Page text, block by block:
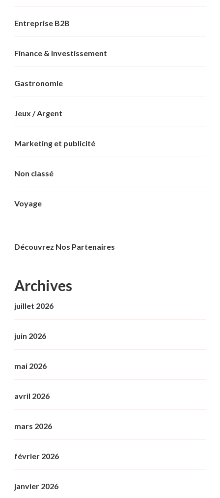
Entreprise B2B
Finance & Investissement
Gastronomie
Jeux / Argent
Marketing et publicité
Non classé
Voyage
Découvrez Nos Partenaires
Archives
juillet 2026
juin 2026
mai 2026
avril 2026
mars 2026
février 2026
janvier 2026